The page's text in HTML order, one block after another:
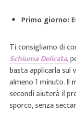
Primo giorno:
Ti consigliamo di
Schiuma Delicata,
basta applicarla
almeno 1 minuto. Il
secondi aiuterà il
sporco, senza